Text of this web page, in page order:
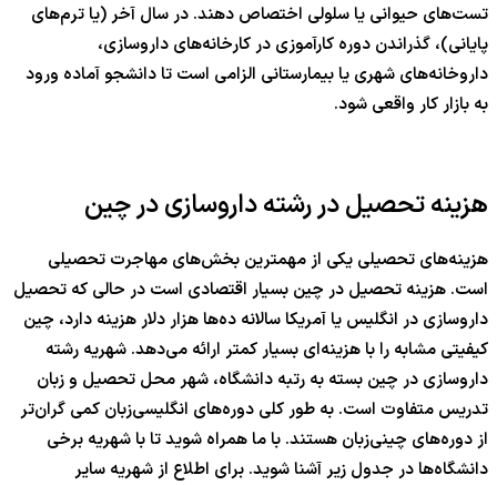
تست‌های حیوانی یا سلولی اختصاص دهند. در سال آخر (یا ترم‌های
پایانی)، گذراندن دوره کارآموزی در کارخانه‌های داروسازی،
داروخانه‌های شهری یا بیمارستانی الزامی است تا دانشجو آماده ورود
به بازار کار واقعی شود.
هزینه تحصیل در رشته داروسازی در چین
هزینه‌های تحصیلی یکی از مهمترین بخش‌های مهاجرت تحصیلی
است. هزینه تحصیل در چین بسیار اقتصادی است در حالی که تحصیل
داروسازی در انگلیس یا آمریکا سالانه ده‌ها هزار دلار هزینه دارد، چین
کیفیتی مشابه را با هزینه‌ای بسیار کمتر ارائه می‌دهد. شهریه رشته
داروسازی در چین بسته به رتبه دانشگاه، شهر محل تحصیل و زبان
تدریس متفاوت است. به طور کلی دوره‌های انگلیسی‌زبان کمی گران‌تر
از دوره‌های چینی‌زبان هستند. با ما همراه شوید تا با شهریه برخی
دانشگاه‌ها در جدول زیر آشنا شوید. برای اطلاع از شهریه سایر